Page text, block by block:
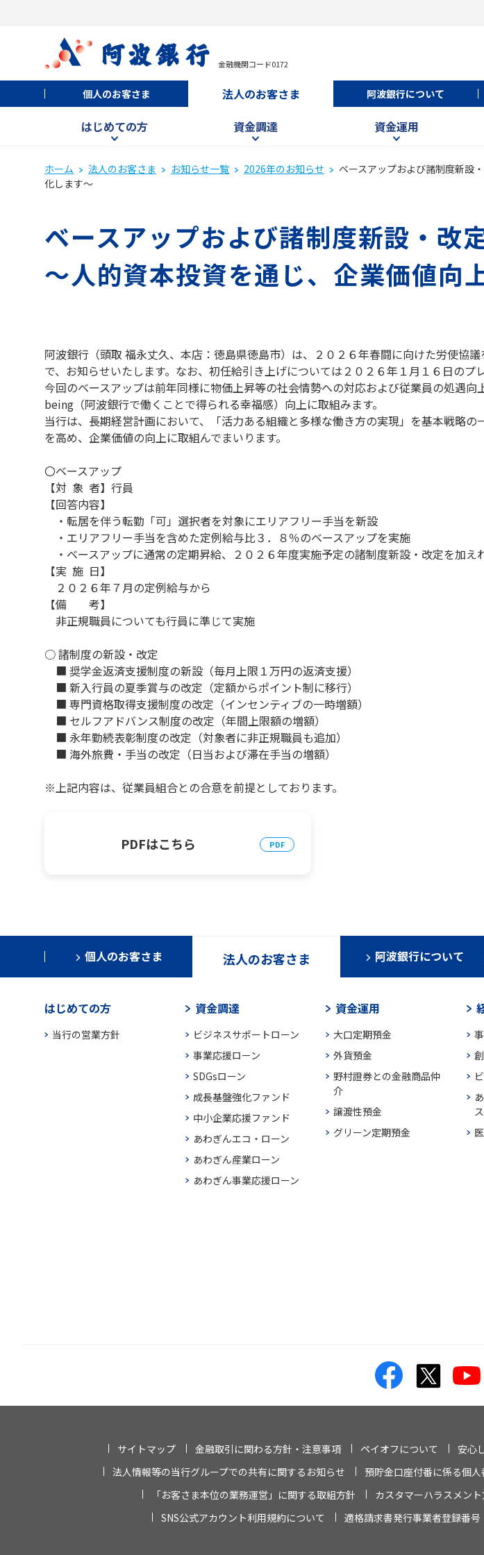
金融機関コード0172
個人のお客さま 法人のお客さま 阿波銀行について
はじめての方 資金調達 資金運用
ホーム 法人のお客さま お知らせ一覧 2026年のお知らせ
ベースアップおよび諸制度新設
化します～
ベースアップおよび諸制度新設・改
～人的資本投資を通じ、企業価値向
阿波銀行（頭取 福永丈久、本店：徳島県徳島市）は、２０２６年春闘に向けた労使協
で、お知らせいたします。なお、初任給引き上げについては２０２６年１月１６日のプ
今回のベースアップは前年同様に物価上昇等の社会情勢への対応および従業員の処遇
being（阿波銀行で働くことで得られる幸福感）向上に取組みます。
当行は、長期経営計画において、「活力ある組織と多様な働き方の実現」を基本戦略
を高め、企業価値の向上に取組んでまいります。
〇ベースアップ
【対 象 者】行員
【回答内容】
・転居を伴う転勤「可」選択者を対象にエリアフリー手当を新設
・エリアフリー手当を含めた定例給与比３．８％のベースアップを実施
・ベースアップに通常の定期昇給、２０２６年度実施予定の諸制度新設・改定を加
【実 施 日】
２０２６年７月の定例給与から
【備 考】
非正規職員についても行員に準じて実施
○ 諸制度の新設・改定
■ 奨学金返済支援制度の新設（毎月上限１万円の返済支援）
■ 新入行員の夏季賞与の改定（定額からポイント制に移行）
■ 専門資格取得支援制度の改定（インセンティブの一時増額）
■ セルフアドバンス制度の改定（年間上限額の増額）
■ 永年勤続表彰制度の改定（対象者に非正規職員も追加）
■ 海外旅費・手当の改定（日当および滞在手当の増額）
※上記内容は、従業員組合との合意を前提としております。
PDFはこちら
個人のお客さま 法人のお客さま 阿波銀行について
はじめての方
当行の営業方針
資金調達
ビジネスサポートローン
事業応援ローン
SDGsローン
成長基盤強化ファンド
中小企業応援ファンド
あわぎんエコ・ローン
あわぎん産業ローン
あわぎん事業応援ローン
資金運用
大口定期預金
外貨預金
野村證券との金融商品仲
介
譲渡性預金
グリーン定期預金
ス
サイトマップ 金融取引に関わる方針・注意事項 ペイオフについて 安心
法人情報等の当行グループでの共有に関するお知らせ
預貯金口座付番に係る個
「お客さま本位の業務運営」に関する取組方針
カスタマーハラスメン
SNS公式アカウント利用規約について
適格請求書発行事業者登録番号